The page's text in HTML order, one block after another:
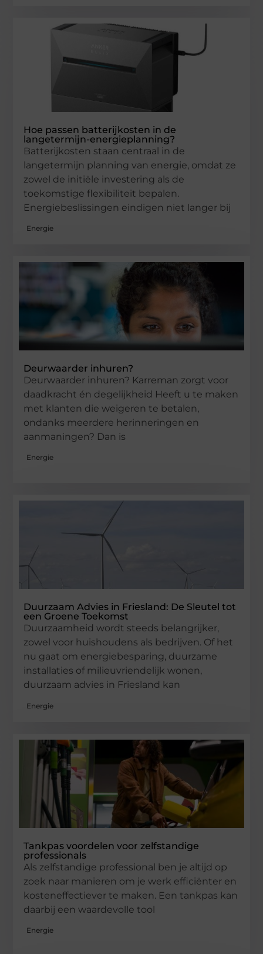
Hoe passen batterijkosten in de
langetermijn-energieplanning?
Batterijkosten staan centraal in de
langetermijn planning van energie, omdat ze
zowel de initiële investering als de
toekomstige flexibiliteit bepalen.
Energiebeslissingen eindigen niet langer bij
Energie
Deurwaarder inhuren?
Deurwaarder inhuren? Karreman zorgt voor
daadkracht én degelijkheid Heeft u te maken
met klanten die weigeren te betalen,
ondanks meerdere herinneringen en
aanmaningen? Dan is
Energie
Duurzaam Advies in Friesland: De Sleutel tot
een Groene Toekomst
Duurzaamheid wordt steeds belangrijker,
zowel voor huishoudens als bedrijven. Of het
nu gaat om energiebesparing, duurzame
installaties of milieuvriendelijk wonen,
duurzaam advies in Friesland kan
Energie
Tankpas voordelen voor zelfstandige
professionals
Als zelfstandige professional ben je altijd op
zoek naar manieren om je werk efficiënter en
kosteneffectiever te maken. Een tankpas kan
daarbij een waardevolle tool
Energie